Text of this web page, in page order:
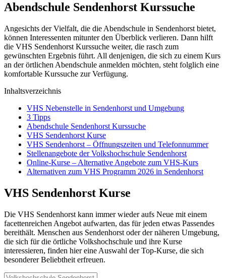
Abendschule Sendenhorst Kurssuche
Angesichts der Vielfalt, die die Abendschule in Sendenhorst bietet,
können Interessenten mitunter den Überblick verlieren. Dann hilft
die VHS Sendenhorst Kurssuche weiter, die rasch zum
gewünschten Ergebnis führt. All denjenigen, die sich zu einem Kurs
an der örtlichen Abendschule anmelden möchten, steht folglich eine
komfortable Kurssuche zur Verfügung.
Inhaltsverzeichnis
VHS Nebenstelle in Sendenhorst und Umgebung
3 Tipps
Abendschule Sendenhorst Kurssuche
VHS Sendenhorst Kurse
VHS Sendenhorst – Öffnungszeiten und Telefonnummer
Stellenangebote der Volkshochschule Sendenhorst
Online-Kurse – Alternative Angebote zum VHS-Kurs
Alternativen zum VHS Programm 2026 in Sendenhorst
VHS Sendenhorst Kurse
Die VHS Sendenhorst kann immer wieder aufs Neue mit einem
facettenreichen Angebot aufwarten, das für jeden etwas Passendes
bereithält. Menschen aus Sendenhorst oder der näheren Umgebung,
die sich für die örtliche Volkshochschule und ihre Kurse
interessieren, finden hier eine Auswahl der Top-Kurse, die sich
besonderer Beliebtheit erfreuen.